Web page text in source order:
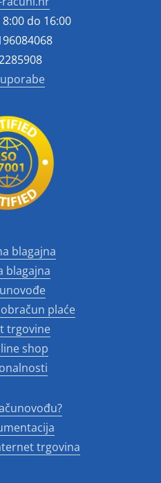
do 16:00
blagajna
blagajna
plaće
trgovine
shop
trgovina